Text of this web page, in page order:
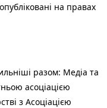
на правах
разом: Медіа та
асоціацією
з Асоціацією